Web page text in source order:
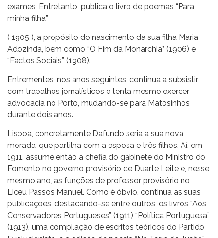
exames. Entretanto, publica o livro de poemas “Para
minha filha”
( 1905 ), a propósito do nascimento da sua filha Maria
Adozinda, bem como “O Fim da Monarchia” (1906) e
“Factos Sociais” (1908).
Entrementes, nos anos seguintes, continua a subsistir
com trabalhos jornalísticos e tenta mesmo exercer
advocacia no Porto, mudando-se para Matosinhos
durante dois anos.
Lisboa, concretamente Dafundo seria a sua nova
morada, que partilha com a esposa e três filhos. Aí, em
1911, assume então a chefia do gabinete do Ministro do
Fomento no governo provisório de Duarte Leite e, nesse
mesmo ano, as funções de professor provisório no
Liceu Passos Manuel. Como é óbvio, continua as suas
publicações, destacando-se entre outros, os livros “Aos
Conservadores Portugueses” (1911) “Política Portuguesa”
(1913), uma compilação de escritos teóricos do Partido